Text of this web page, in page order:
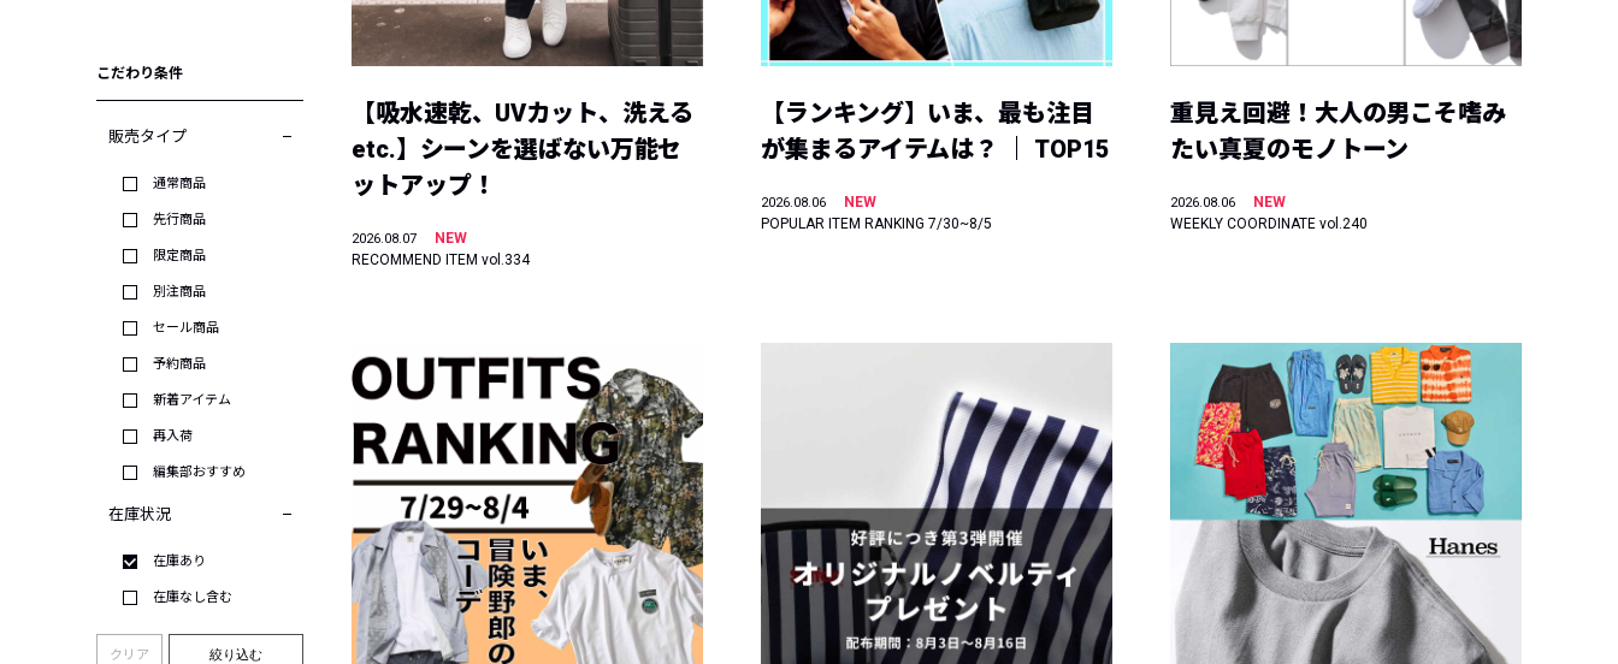
こだわり条件
販売タイプ
通常商品
先行商品
限定商品
別注商品
セール商品
予約商品
新着アイテム
再入荷
編集部おすすめ
在庫状況
在庫あり
在庫なし含む
クリア 絞り込む
【吸水速乾、UVカット、洗える
etc.】シーンを選ばない万能セ
ットアップ！
2026.08.07
NEW
RECOMMEND ITEM vol.334
【ランキング】いま、最も注目
が集まるアイテムは？ ｜ TOP15
2026.08.06
NEW
POPULAR ITEM RANKING 7/30~8/5
重見え回避！大人の男こそ嗜み
たい真夏のモノトーン
2026.08.06
NEW
WEEKLY COORDINATE vol.240